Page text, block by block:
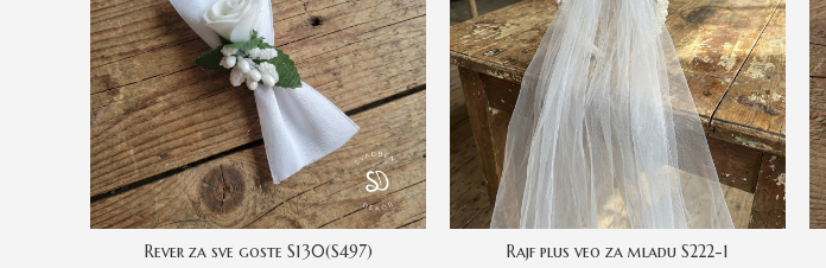
Rever za sve goste S130(S497) Rajf plus veo za mladu S222-1